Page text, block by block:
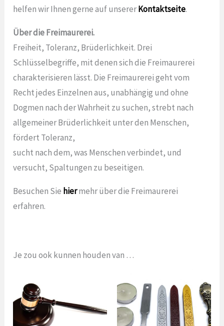
helfen wir Ihnen gerne auf unsererKontaktseite.
Über die Freimaurerei.
Freiheit, Toleranz, Brüderlichkeit. Drei
Schlüsselbegriffe, mit denen sich die Freimaurerei
charakterisieren lässt. Die Freimaurerei geht vom
Recht jedes Einzelnen aus, unabhängig und ohne
Dogmen nach der Wahrheit zu suchen, strebt nach
allgemeiner Brüderlichkeit unter den Menschen,
fördert Toleranz,
sucht nach dem, was Menschen verbindet, und
versucht, Spaltungen zu beseitigen.
Besuchen Sie hiermehr über die Freimaurerei
erfahren.
Je zou ook kunnen houden van …